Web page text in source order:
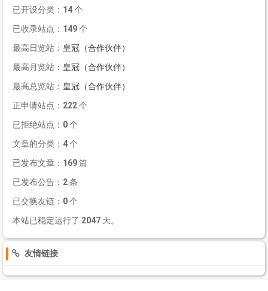
已开设分类： 14个
已收录站点： 149个
最高日览站： 皇冠（合作伙伴）
最高月览站： 皇冠（合作伙伴）
最高总览站： 皇冠（合作伙伴）
正申请站点： 222个
已拒绝站点： 0个
文章的分类： 4个
已发布文章： 169篇
已发布公告： 2条
已交换友链： 0个
本站已稳定运行了 2047 天。
友情链接